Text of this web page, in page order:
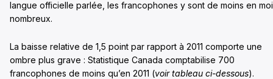
langue officielle parlée, les francophones y sont de moins en
nombreux.
La baisse relative de 1,5 point par rapport à 2011 comporte une
ombre plus grave : Statistique Canada comptabilise 700
francophones de moins qu’en 2011 (voir tableau ci-dessous).